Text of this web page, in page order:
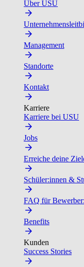
Über USU
Management
Standorte
Kontakt
Karriere
Karriere bei USU
Jobs
Erreiche deine
Schüler:innen &
FAQ für
Benefits
Kunden
Success Stories